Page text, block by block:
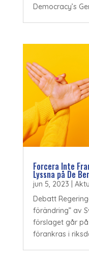
Democracy’s
Forcera Inte
Lyssna på De
jun 5, 2023
Debatt
förändring” av
förslaget går
förankras i